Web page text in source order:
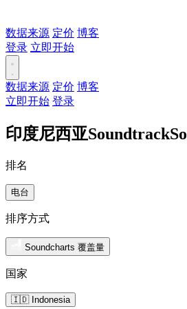
数据来源 定价 博客
登录 立即开始
数据来源 定价 博客
立即开始 登录
印度尼西亚
排名
电台
排序方式
Soundcharts 覆盖量
国家
🇮🇩 Indonesia